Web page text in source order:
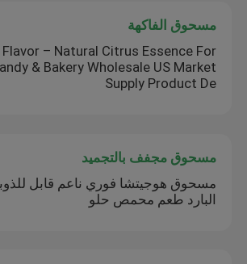
مسحوق الفاكهة
Flavor – Natural Citrus Essence For
& Bakery Wholesale US Market
Supply Product De
مسحوق مجفف بالتجميد
مسحوق هوجيتشا فوري ناعم قابل
البارد طعم محمص حلو